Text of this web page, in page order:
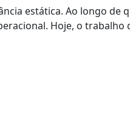
estática. Ao longo de
Hoje, o trabalho